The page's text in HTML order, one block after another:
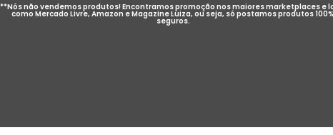
**Nós não vendemos produtos! Encontramos promoção nos maiores marketplaces e
como Mercado Livre, Amazon e Magazine Luiza, ou seja, só postamos produtos 100%
seguros.